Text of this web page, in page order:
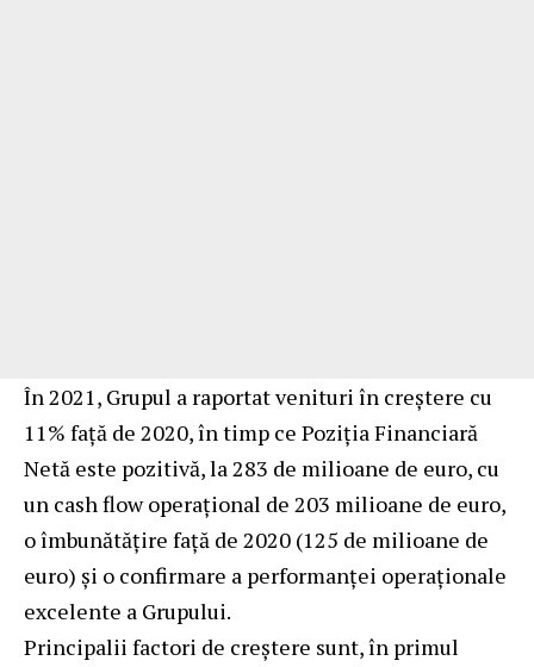
În 2021, Grupul a raportat venituri în creștere cu
11% față de 2020, în timp ce Poziția Financiară
Netă este pozitivă, la 283 de milioane de euro, cu
un cash flow operațional de 203 milioane de euro,
o îmbunătățire față de 2020 (125 de milioane de
euro) și o confirmare a performanței operaționale
excelente a Grupului.
Principalii factori de creștere sunt, în primul